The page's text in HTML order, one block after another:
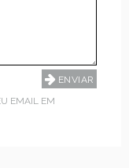
EMAIL EM